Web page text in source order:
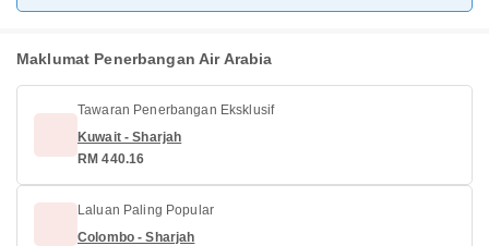
Maklumat Penerbangan Air Arabia
Tawaran Penerbangan Eksklusif
Kuwait - Sharjah
RM 440.16
Laluan Paling Popular
Colombo - Sharjah